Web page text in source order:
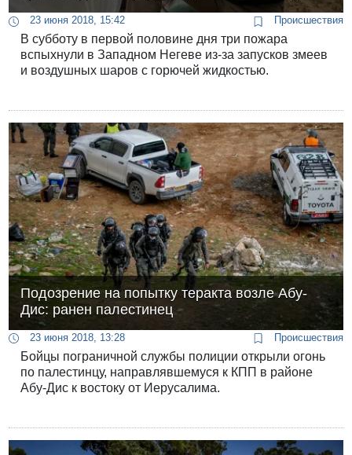
23 июня 2018, 15:42 Происшествия
В субботу в первой половине дня три пожара
вспыхнули в Западном Негеве из-за запусков змеев
и воздушных шаров с горючей жидкостью.
Подозрение на попытку теракта возле Абу-
Дис: ранен палестинец
23 июня 2018, 13:28 Происшествия
Бойцы пограничной службы полиции открыли огонь
по палестинцу, направлявшемуся к КПП в районе
Абу-Дис к востоку от Иерусалима.